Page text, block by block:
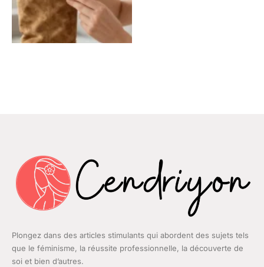
Plongez dans des articles stimulants qui abordent des sujets tels
que le féminisme, la réussite professionnelle, la découverte de
soi et bien d’autres.